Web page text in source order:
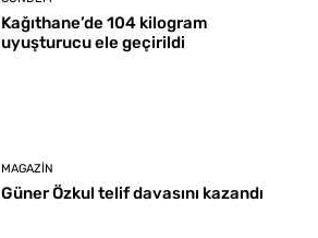
Kağıthane’de 104 kilogram
uyuşturucu ele geçirildi
MAGAZIN
Güner Özkul telif davasını kazandı